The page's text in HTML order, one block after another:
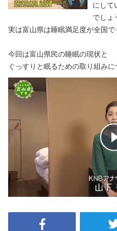
にして
でしょ
実は富山県は睡眠満足度が全国で
今回は富山県民の睡眠の現状と
ぐっすりと眠るための取り組みに